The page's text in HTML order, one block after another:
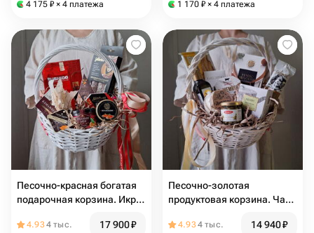
4 175 ₽ × 4 платежа 1 170 ₽ × 4 платежа
Песочно-красная богатая
подарочная корзина. Икра
конфеты и кофе
4.934 тыс. 17 900₽
Песочно-золотая
продуктовая корзина. Чай,
сыр, колбаса, шоколад и
4.934 тыс. 14 940₽